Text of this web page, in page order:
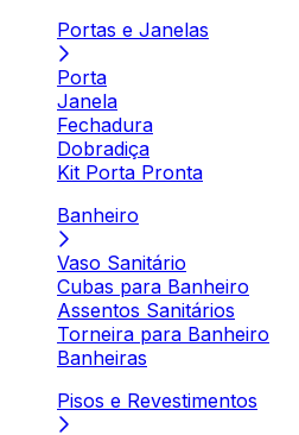
Portas e Janelas
Porta
Janela
Fechadura
Dobradiça
Kit Porta Pronta
Banheiro
Vaso Sanitário
Cubas para Banheiro
Assentos Sanitários
Torneira para Banheiro
Banheiras
Pisos e Revestimentos